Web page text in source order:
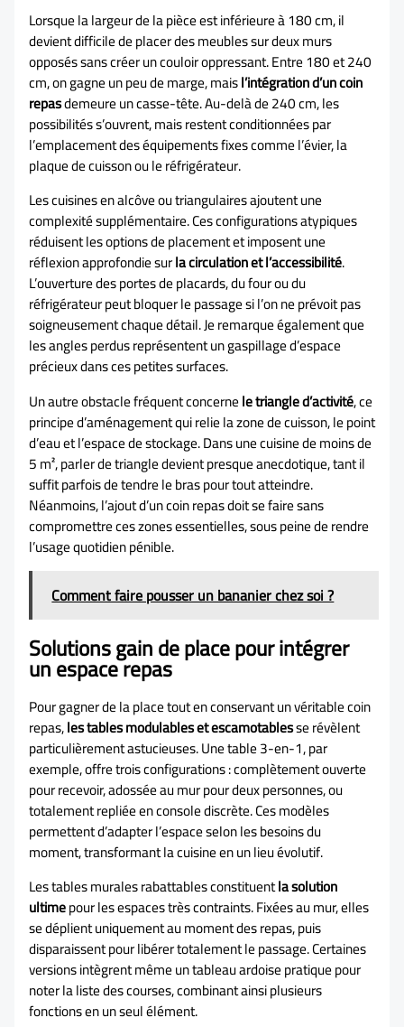
Lorsque la largeur de la pièce est inférieure à 180 cm, il
devient difficile de placer des meubles sur deux murs
opposés sans créer un couloir oppressant. Entre 180 et 240
cm, on gagne un peu de marge, maisl’intégration d’un coin
repasdemeure un casse-tête. Au-delà de 240 cm, les
possibilités s’ouvrent, mais restent conditionnées par
l’emplacement des équipements fixes comme l’évier, la
plaque de cuisson ou le réfrigérateur.
Les cuisines en alcôve ou triangulaires ajoutent une
complexité supplémentaire. Ces configurations atypiques
réduisent les options de placement et imposent une
réflexion approfondie surla circulation et l’accessibilité.
L’ouverture des portes de placards, du four ou du
réfrigérateur peut bloquer le passage si l’on ne prévoit pas
soigneusement chaque détail. Je remarque également que
les angles perdus représentent un gaspillage d’espace
précieux dans ces petites surfaces.
Un autre obstacle fréquent concernele triangle d’activité, ce
principe d’aménagement qui relie la zone de cuisson, le point
d’eau et l’espace de stockage. Dans une cuisine de moins de
5 m², parler de triangle devient presque anecdotique, tant il
suffit parfois de tendre le bras pour tout atteindre.
Néanmoins, l’ajout d’un coin repas doit se faire sans
compromettre ces zones essentielles, sous peine de rendre
l’usage quotidien pénible.
Comment faire pousser un bananier chez soi ?
Solutions gain de place pour intégrer
un espace repas
Pour gagner de la place tout en conservant un véritable coin
repas,les tables modulables et escamotablesse révèlent
particulièrement astucieuses. Une table 3-en-1, par
exemple, offre trois configurations : complètement ouverte
pour recevoir, adossée au mur pour deux personnes, ou
totalement repliée en console discrète. Ces modèles
permettent d’adapter l’espace selon les besoins du
moment, transformant la cuisine en un lieu évolutif.
Les tables murales rabattables constituentla solution
ultimepour les espaces très contraints. Fixées au mur, elles
se déplient uniquement au moment des repas, puis
disparaissent pour libérer totalement le passage. Certaines
versions intègrent même un tableau ardoise pratique pour
noter la liste des courses, combinant ainsi plusieurs
fonctions en un seul élément.